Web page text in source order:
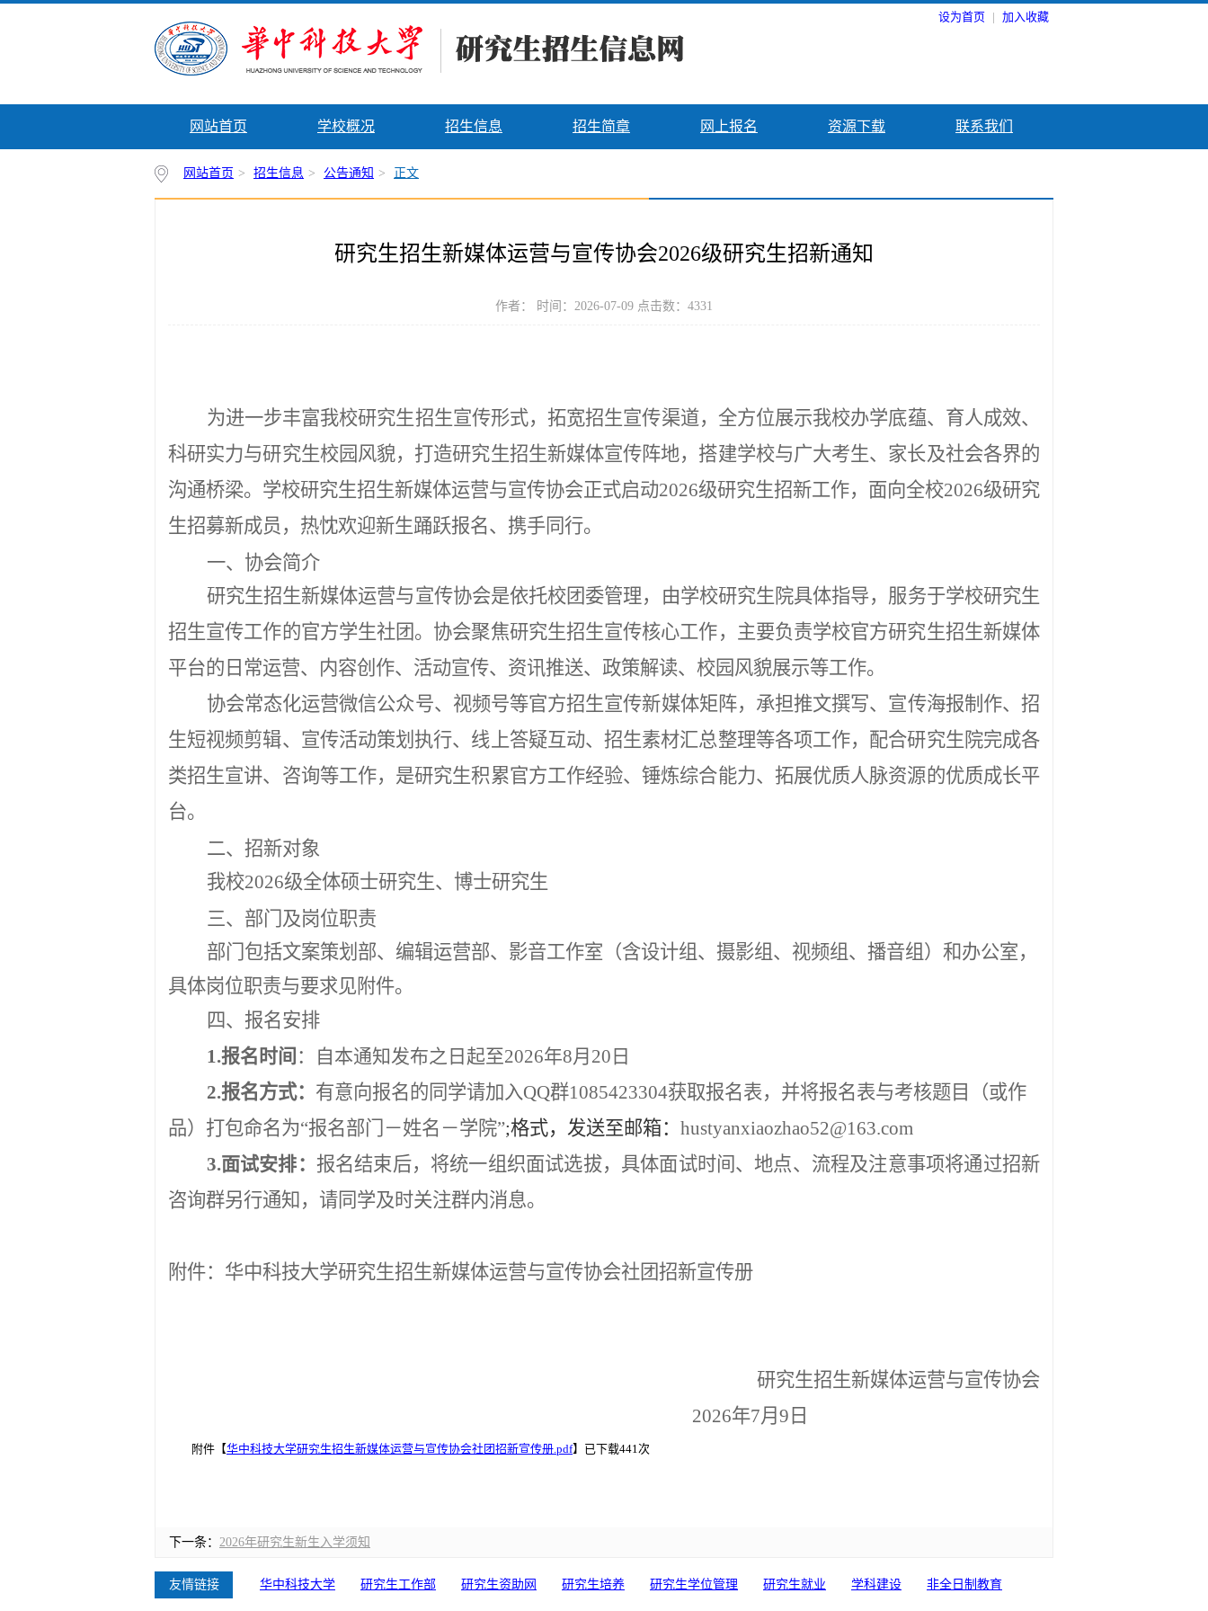
设为首页 | 加入收藏
网站首页 学校概况 招生信息 招生简章 网上报名 资源下载 联系我们
网站首页 > 招生信息 > 公告通知 > 正文
研究生招生新媒体运营与宣传协会2026级研究生招新通知
作者： 时间：2026-07-09 点击数： 4331
为进一步丰富我校研究生招生宣传形式，拓宽招生宣传渠道，全方位展示我校办学底蕴、育人成效、
科研实力与研究生校园风貌，打造研究生招生新媒体宣传阵地，搭建学校与广大考生、家长及社会各界的
沟通桥梁。学校研究生招生新媒体运营与宣传协会正式启动2026级研究生招新工作，面向全校2026级研究
生招募新成员，热忱欢迎新生踊跃报名、携手同行。
一、协会简介
研究生招生新媒体运营与宣传协会是依托校团委管理，由学校研究生院具体指导，服务于学校研究生
招生宣传工作的官方学生社团。协会聚焦研究生招生宣传核心工作，主要负责学校官方研究生招生新媒体
平台的日常运营、内容创作、活动宣传、资讯推送、政策解读、校园风貌展示等工作。
协会常态化运营微信公众号、视频号等官方招生宣传新媒体矩阵，承担推文撰写、宣传海报制作、招
生短视频剪辑、宣传活动策划执行、线上答疑互动、招生素材汇总整理等各项工作，配合研究生院完成各
类招生宣讲、咨询等工作，是研究生积累官方工作经验、锤炼综合能力、拓展优质人脉资源的优质成长平
台。
二、招新对象
我校2026级全体硕士研究生、博士研究生
三、部门及岗位职责
部门包括文案策划部、 编辑运营部、影音工作室（含设计组、摄影组、视频组、播音组）和办公室，
具体岗位职责与要求见附件。
四、报名安排
1.报名时间 ：自本通知发布之日起至2026年8月20日
2.报名方式： 有意向报名的同学请加入QQ群1085423304获取报名表，并将报名表与考核题目（或作
品）打包命名为“报名部门－姓名－学院”;格式，发送至邮箱： hustyanxiaozhao52@163.com
3.面试安排： 报名结束后，将统一组织面试选拔，具体面试时间、地点、流程及注意事项将通过招新
咨询群另行通知，请同学及时关注群内消息。
附件：华中科技大学研究生招生新媒体运营与宣传协会社团招新宣传册
研究生招生新媒体运营与宣传协会
2026年7月 9 日
附件【华中科技大学研究生招生新媒体运营与宣传协会社团招新宣传册.pdf】已下载441次
下一条： 2026年研究生新生入学须知
友情链接 华中科技大学 研究生工作部 研究生资助网 研究生培养 研究生学位管理 研究生就业 学科建设 非全日制教育